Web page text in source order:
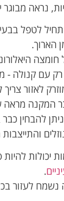
נראה מבוגר
לטפל
הארוך.
עם קנולה -
לאזור
המקנה מראה
להבחין
יכולות
.
נשמח לעזור